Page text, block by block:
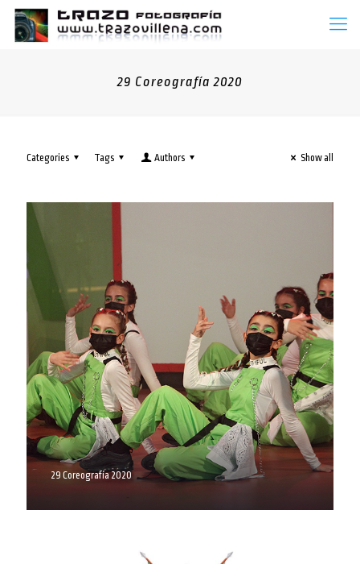
29 Coreografía 2020
Categories Tags Authors Show all
29 Coreografía 2020